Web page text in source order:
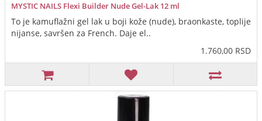
MYSTIC NAILS Flexi Builder Nude Gel-Lak 12 ml
To je kamuflažni gel lak u boji kože (nude), braonkaste, toplije
nijanse, savršen za French. Daje el..
1.760,00 RSD